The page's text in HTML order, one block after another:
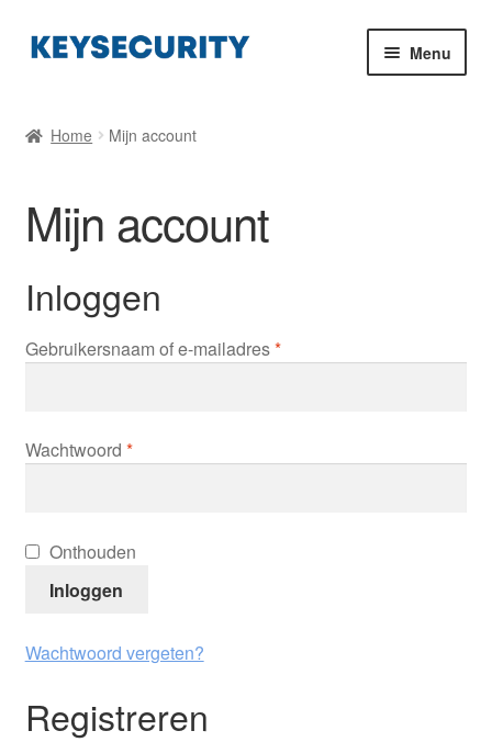
Ga
navigatie
Ga
de
inhoud
Menu
Blog
Montage en installatie van uw kluis
Contact
Home Mijn account
Mijn account
Inloggen
Gebruikersnaam of e-mailadres*Vereist
Wachtwoord *Vereist
Onthouden
Inloggen
Wachtwoord vergeten?
Registreren